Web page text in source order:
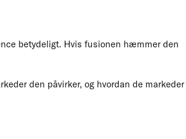
betydeligt. Hvis fusionen hæmmer den
den påvirker, og hvordan de markeder